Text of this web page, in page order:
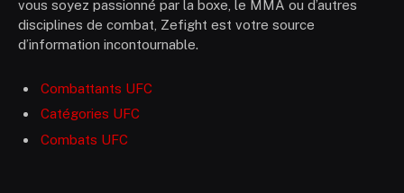
vous soyez passionné par la boxe, le MMA ou d’autres
disciplines de combat, Zefight est votre source
d’information incontournable.
Combattants UFC
Catégories UFC
Combats UFC